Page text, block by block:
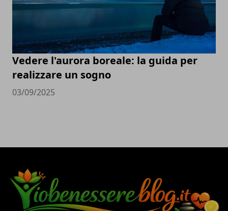
Vedere l'aurora boreale: la guida per
realizzare un sogno
03/09/2025